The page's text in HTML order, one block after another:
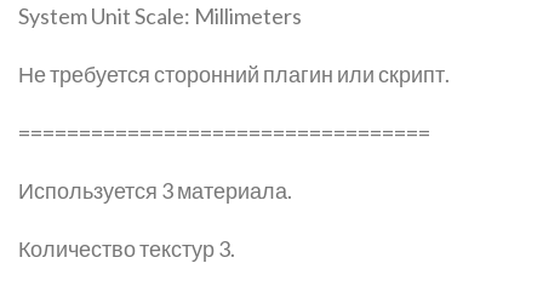
System Unit Scale: Millimeters
Не требуется сторонний плагин или скрипт.
==================================
Используется 3 материала.
Количество текстур 3.